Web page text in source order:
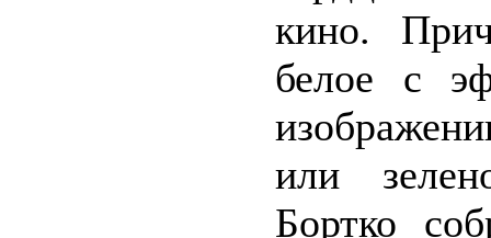
кино.
белое с
или
Бортко